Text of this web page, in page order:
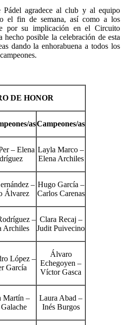
Pádel agradece al club y al equipo
el fin de semana, así como a los
por su implicación en el Circuito
hecho posible la celebración de esta
dando la enhorabuena a todos los
DE HONOR
asCampeones/as
– Elena Layla Marco –
Elena Archiles
–
Álvarez
Hugo García –
Carlos Carenas
–
Archiles
Clara Recaj –
Judit Puivecino
López –
García
Álvaro
Echegoyen –
Víctor Gasca
Martín –
Laura Abad –
Inés Burgos